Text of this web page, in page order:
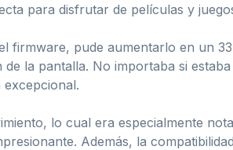
para disfrutar de películas y
firmware, pude aumentarlo en un
la pantalla. No importaba si estaba
lo cual era especialmente
Además, la